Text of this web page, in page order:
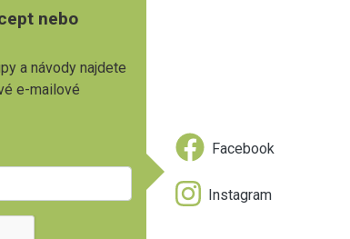
nebo
a návody najdete
e-mailové
Facebook
Instagram